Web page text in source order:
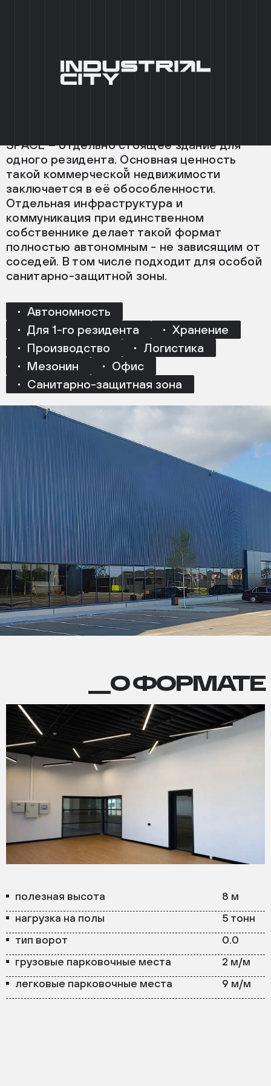
ФОРМАТ
SPACE
ФОРМАТ
Автономность
Для 1-го резидента
Хранение
Производство
Логистика
Мезонин
Офис
Санитарно-защитная зона
SPACE – отдельно стоящее здание для
одного резидента. Основная ценность
такой коммерческой̆ недвижимости
заключается в её обособленности.
Отдельная инфраструктура и
коммуникация при единственном
собственнике делает такой формат
полностью автономным - не зависящим от
соседей. В том числе подходит для особой
санитарно-защитной зоны.
ФОРМАТЕ
__О ФОРМАТЕ
полезная высота
8 м
нагрузка на полы
5 тонн
тип ворот
0.0
грузовые парковочные места
2 м/м
легковые парковочные места
9 м/м